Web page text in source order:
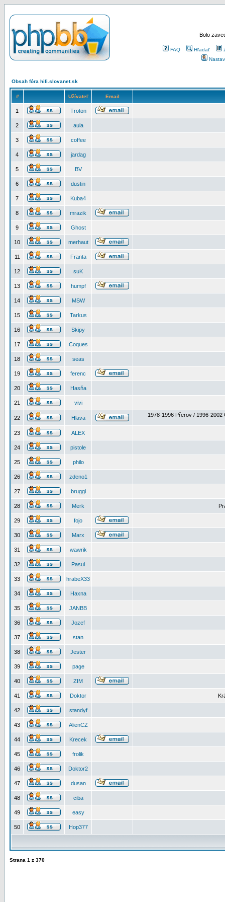
Bolo
FAQ Hľadať
Obsah fóra hifi.slovanet.sk
# Užívateľ Email
1 Troton
2 aula
3 coffee
4 jardag
5 BV
6 dustin
7 Kuba4
8 mrazik
9 Ghost
10 merhaut
11 Franta
12 suK
13 humpf
14 MSW
15 Tarkus
16 Skipy
17 Coques
18 seas
19 ferenc
20 Hasňa
21 vivi
22 Hlava 1978-1996 Přerov / 1996-2002
23 ALEX
24 pistole
25 philo
26 zdeno1
27 bruggi
28 Merk
29 fojo
30 Marx
31 wawrik
32 Pasul
33 hrabeX33
34 Haxna
35 JANBB
36 Jozef
37 stan
38 Jester
39 page
40 ZIM
41 Doktor
42 standyf
43 AlienCZ
44 Krecek
45 frolik
46 Doktor2
47 dusan
48 ciba
49 easy
50 Hop377
Strana 1 z 370